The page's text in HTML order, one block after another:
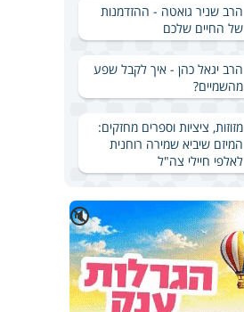
הרב שניר גואטה - ההזדמנות
של החיים שלכם
הרב יגאל כהן - איך לקבל שפע
מהשמיים?
מזוזות, ציציות וספרים מחזקים:
המיזם שיביא שמירה רוחנית
לאלפי חיילי צה"ל
🔇